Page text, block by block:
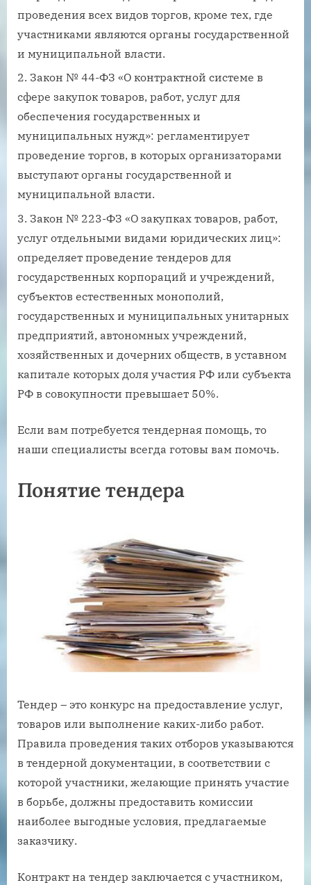
проведения всех видов торгов, кроме тех, где
участниками являются органы государственной
и муниципальной власти.
Закон № 44-ФЗ «О контрактной системе в
сфере закупок товаров, работ, услуг для
обеспечения государственных и
муниципальных нужд»: регламентирует
проведение торгов, в которых организаторами
выступают органы государственной и
муниципальной власти.
Закон № 223-ФЗ «О закупках товаров, работ,
услуг отдельными видами юридических лиц»:
определяет проведение тендеров для
государственных корпораций и учреждений,
субъектов естественных монополий,
государственных и муниципальных унитарных
предприятий, автономных учреждений,
хозяйственных и дочерних обществ, в уставном
капитале которых доля участия РФ или субъекта
РФ в совокупности превышает 50%.
Если вам потребуется тендерная помощь, то
наши специалисты всегда готовы вам помочь.
Понятие тендера
Тендер – это конкурс на предоставление услуг,
товаров или выполнение каких-либо работ.
Правила проведения таких отборов указываются
в тендерной документации, в соответствии с
которой участники, желающие принять участие
в борьбе, должны предоставить комиссии
наиболее выгодные условия, предлагаемые
заказчику.
Контракт на тендер заключается с участником,